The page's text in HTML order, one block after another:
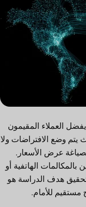
العملاء المقيمون
يتم وضع الافتراضات ولا
عرض الأسعار.
بالمكالمات الهاتفية أو
هدف الدراسة هو
مستقيم للأمام.